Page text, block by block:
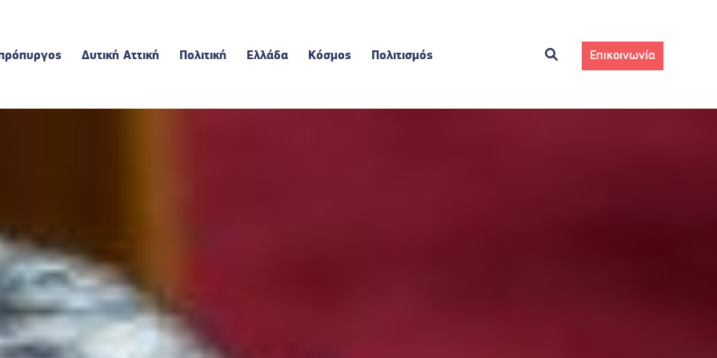
Δυτική Αττική Πολιτική Ελλάδα Κόσμος Πολιτισμός Επικοινωνία